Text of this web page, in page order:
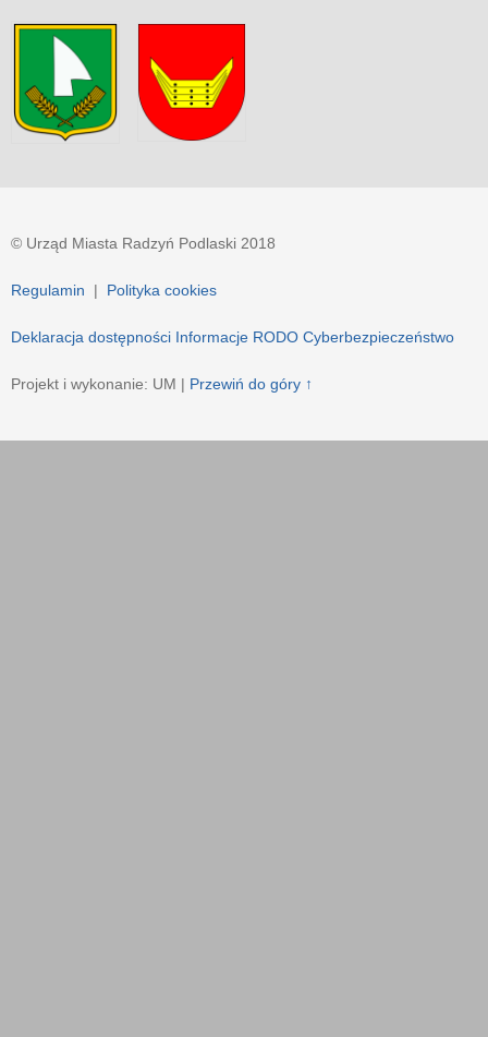
© Urząd Miasta Radzyń Podlaski 2018
Regulamin | Polityka cookies
Deklaracja dostępności Informacje RODO Cyberbezpieczeństwo
Projekt i wykonanie: UM | Przewiń do góry ↑